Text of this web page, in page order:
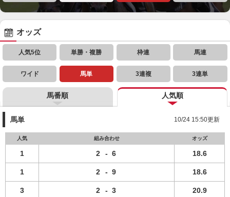
オッズ
人気5位 単勝・複勝 枠連 馬連
ワイド 馬単 3連複 3連単
馬番順 人気順
馬単 10/24 15:50更新
人気 組み合わせ オッズ
1 2 - 6 18.6
1 2 - 9 18.6
3 2 - 3 20.9